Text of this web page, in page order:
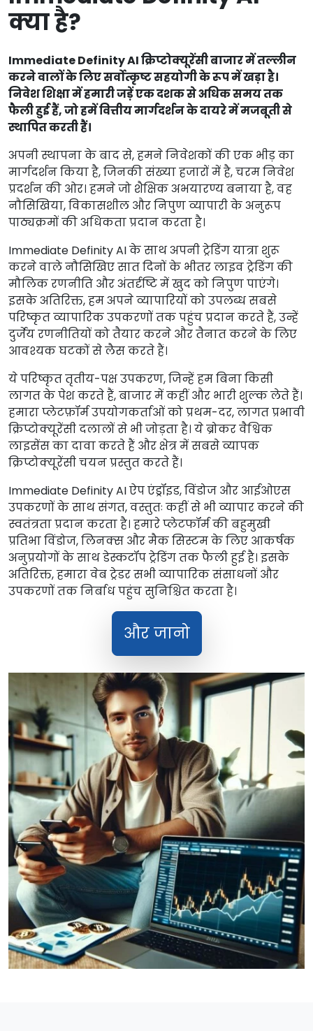
क्या है?
Immediate Definity AI क्रिप्टोक्यूरेंसी बाजार में तल्लीन
करने वालों के लिए सर्वोत्कृष्ट सहयोगी के रूप में खड़ा है।
निवेश शिक्षा में हमारी जड़ें एक दशक से अधिक समय तक
फैली हुई हैं, जो हमें वित्तीय मार्गदर्शन के दायरे में मजबूती से
स्थापित करती हैं।
अपनी स्थापना के बाद से, हमने निवेशकों की एक भीड़ का
मार्गदर्शन किया है, जिनकी संख्या हजारों में है, चरम निवेश
प्रदर्शन की ओर। हमने जो शैक्षिक अभयारण्य बनाया है, वह
नौसिखिया, विकासशील और निपुण व्यापारी के अनुरूप
पाठ्यक्रमों की अधिकता प्रदान करता है।
Immediate Definity AI के साथ अपनी ट्रेडिंग यात्रा शुरू
करने वाले नौसिखिए सात दिनों के भीतर लाइव ट्रेडिंग की
मौलिक रणनीति और अंतर्दृष्टि में खुद को निपुण पाएंगे।
इसके अतिरिक्त, हम अपने व्यापारियों को उपलब्ध सबसे
परिष्कृत व्यापारिक उपकरणों तक पहुंच प्रदान करते हैं, उन्हें
दुर्जेय रणनीतियों को तैयार करने और तैनात करने के लिए
आवश्यक घटकों से लैस करते हैं।
ये परिष्कृत तृतीय-पक्ष उपकरण, जिन्हें हम बिना किसी
लागत के पेश करते हैं, बाजार में कहीं और भारी शुल्क लेते हैं।
हमारा प्लेटफ़ॉर्म उपयोगकर्ताओं को प्रथम-दर, लागत प्रभावी
क्रिप्टोक्यूरेंसी दलालों से भी जोड़ता है। ये ब्रोकर वैश्विक
लाइसेंस का दावा करते हैं और क्षेत्र में सबसे व्यापक
क्रिप्टोक्यूरेंसी चयन प्रस्तुत करते हैं।
Immediate Definity AI ऐप एंड्रॉइड, विंडोज और आईओएस
उपकरणों के साथ संगत, वस्तुतः कहीं से भी व्यापार करने की
स्वतंत्रता प्रदान करता है। हमारे प्लेटफॉर्म की बहुमुखी
प्रतिभा विंडोज, लिनक्स और मैक सिस्टम के लिए आकर्षक
अनुप्रयोगों के साथ डेस्कटॉप ट्रेडिंग तक फैली हुई है। इसके
अतिरिक्त, हमारा वेब ट्रेडर सभी व्यापारिक संसाधनों और
उपकरणों तक निर्बाध पहुंच सुनिश्चित करता है।
और जानो